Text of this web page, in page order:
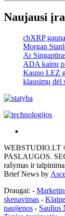
Naujausi
cbXRP
Morgan
Ar
ADA kainų
Kauno LEZ
klausimų dėl
tai
žemės
ploto
matavimo
Pagrindinis
PASLAUGOS.
rašymas ir
Brief News by
Draugai: -
skenavimas -
naujienos - Saulius